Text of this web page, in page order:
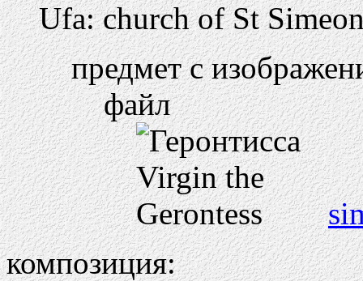
Ufa: church of St
предмет с
файл
композиция: